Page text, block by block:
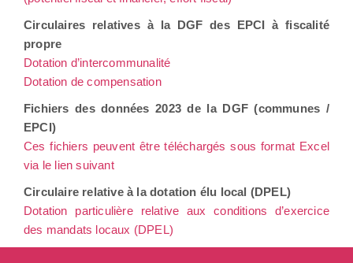
Circulaires relatives à la DGF des EPCI à fiscalité
propre
Dotation d’intercommunalité
Dotation de compensation
Fichiers des données 2023 de la DGF (communes /
EPCI)
Ces fichiers peuvent être téléchargés sous format Excel
via le lien suivant
Circulaire relative à la dotation élu local (DPEL)
Dotation particulière relative aux conditions d’exercice
des mandats locaux (DPEL)